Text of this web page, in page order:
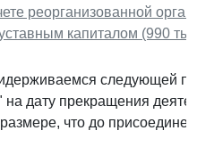
реорганизованной
капиталом (990
следующей
на дату прекращения
что до